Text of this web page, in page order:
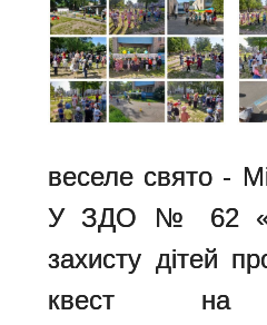
веселе свято -
У ЗДО № 62
захисту дітей
квест на